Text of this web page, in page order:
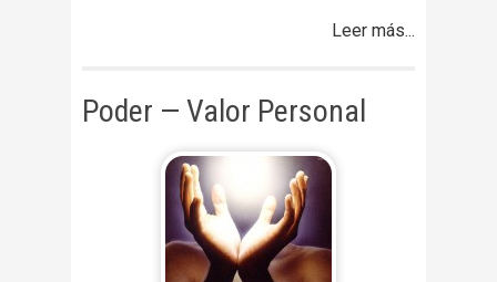
Leer más...
Poder — Valor Personal